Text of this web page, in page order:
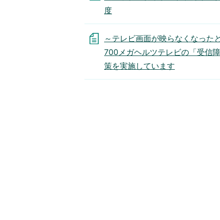
度
～テレビ画面が映らなくなった
700メガヘルツテレビの「受信
策を実施しています